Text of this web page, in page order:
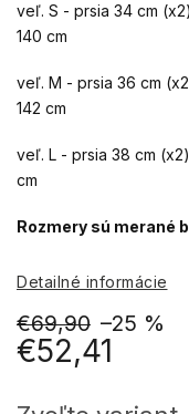
€69,90 –25 %
€52,41
cena:
veľ. S - prsia 34 cm
140 cm
veľ. M - prsia 36 cm
142 cm
veľ. L - prsia 38 cm
cm
Rozmery sú merané
Detailné informácie